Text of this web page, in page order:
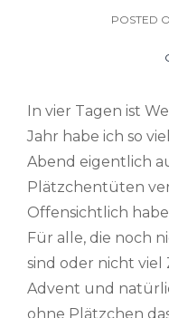
POSTED
In vier Tagen ist
Jahr habe ich so
Abend eigentlich
Plätzchentüten
Offensichtlich
Für alle, die noch
sind oder nicht viel
Advent und
ohne Plätzchen